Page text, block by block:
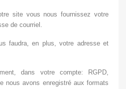
site vous nous fournissez votre
de courriel.
faudra, en plus, votre adresse et
dans votre compte: RGPD,
nous avons enregistré aux formats